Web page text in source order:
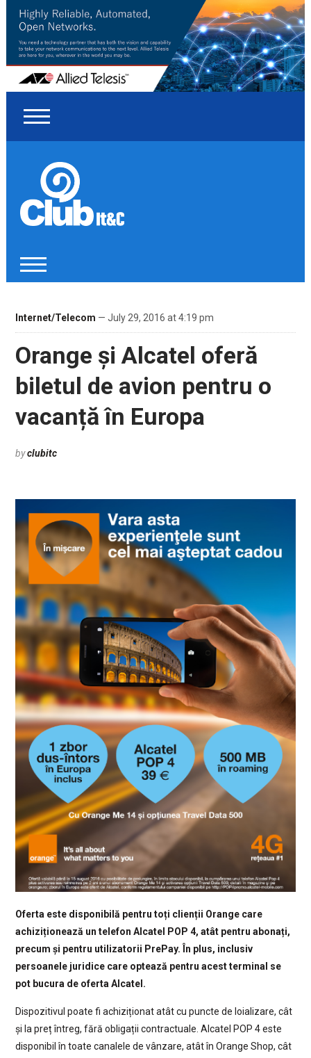
Internet/Telecom — July 29, 2016 at 4:19 pm
Orange și Alcatel oferă
biletul de avion pentru o
vacanță în Europa
byclubitc
Oferta este disponibilă pentru toți clienții Orange care
achiziționează un telefon Alcatel POP 4, atât pentru abonați,
precum și pentru utilizatorii PrePay. În plus, inclusiv
persoanele juridice care optează pentru acest terminal se
pot bucura de oferta Alcatel.
Dispozitivul poate fi achiziționat atât cu puncte de loializare, cât
și la preț întreg, fără obligații contractuale. Alcatel POP 4 este
disponibil în toate canalele de vânzare, atât în Orange Shop, cât